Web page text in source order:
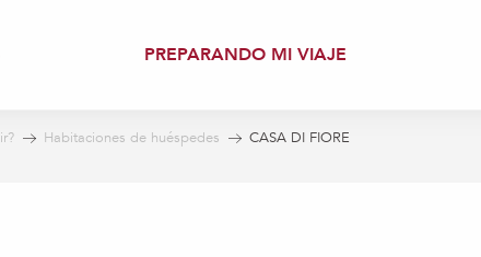
PREPARANDO MI VIAJE
Habitaciones de huéspedes CASA DI FIORE